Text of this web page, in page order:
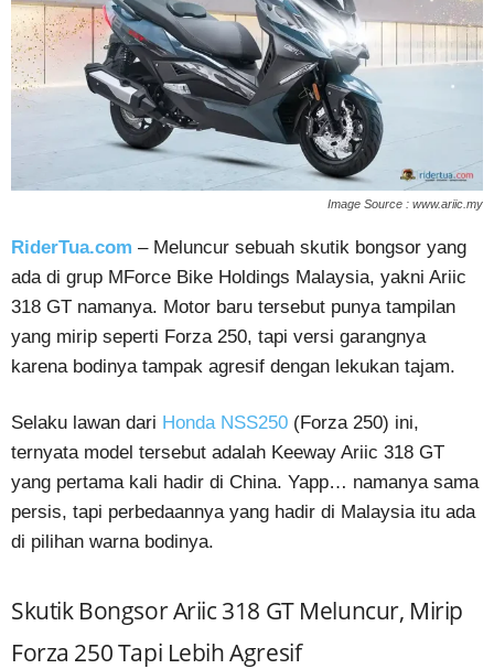
Image Source : www.ariic.my
RiderTua.com – Meluncur sebuah skutik bongsor yang
ada di grup MForce Bike Holdings Malaysia, yakni Ariic
318 GT namanya. Motor baru tersebut punya tampilan
yang mirip seperti Forza 250, tapi versi garangnya
karena bodinya tampak agresif dengan lekukan tajam.
Selaku lawan dari Honda NSS250 (Forza 250) ini,
ternyata model tersebut adalah Keeway Ariic 318 GT
yang pertama kali hadir di China. Yapp… namanya sama
persis, tapi perbedaannya yang hadir di Malaysia itu ada
di pilihan warna bodinya.
Skutik Bongsor Ariic 318 GT Meluncur, Mirip
Forza 250 Tapi Lebih Agresif